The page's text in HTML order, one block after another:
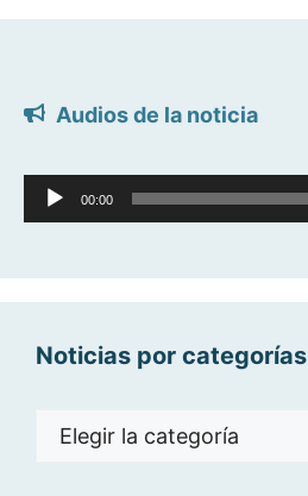
Audios de la noticia
Reproductor
de
00:00
Noticias por categorías
Noticias